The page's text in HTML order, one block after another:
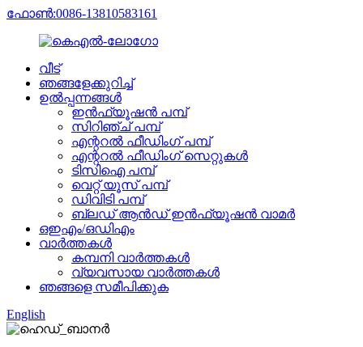
ഫോൺ:0086-13810583161
വീട്
ഞങ്ങളേക്കുറിച്ച്
ഉൽപ്പന്നങ്ങൾ
ഇൻഫ്യൂഷൻ പമ്പ്
സിറിഞ്ച് പമ്പ്
എന്ററൽ ഫീഡിംഗ് പമ്പ്
എന്ററൽ ഫീഡിംഗ് സെറ്റുകൾ
ടിസിഐ പമ്പ്
വെറ്റ് യൂസ് പമ്പ്
ഡിവിടി പമ്പ്
ബ്ലഡ് ആൻഡ് ഇൻഫ്യൂഷൻ വാമർ
ഒഇഎം/ഒഡിഎം
വാർത്തകൾ
കമ്പനി വാർത്തകൾ
വ്യവസായ വാർത്തകൾ
ഞങ്ങളെ സമീപിക്കുക
English